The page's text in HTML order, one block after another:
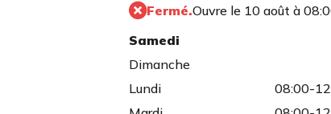
Fermé.Ouvre le 10 août à
Samedi
Dimanche
Lundi
08:00-